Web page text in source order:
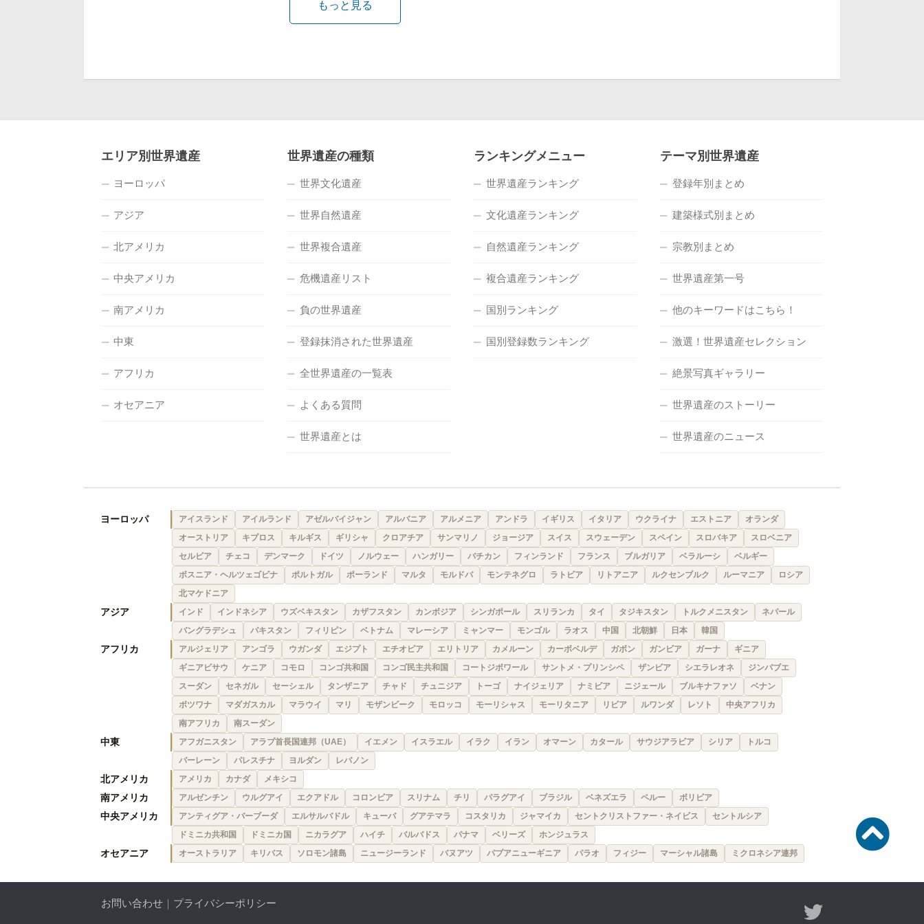
もっと見る
エリア別世界遺産
ヨーロッパ
アジア
北アメリカ
中央アメリカ
南アメリカ
中東
アフリカ
オセアニア
世界遺産の種類
世界文化遺産
世界自然遺産
世界複合遺産
危機遺産リスト
負の世界遺産
登録抹消された世界遺産
全世界遺産の一覧表
よくある質問
世界遺産とは
ランキングメニュー
世界遺産ランキング
文化遺産ランキング
自然遺産ランキング
複合遺産ランキング
国別ランキング
国別登録数ランキング
テーマ別世界遺産
登録年別まとめ
建築様式別まとめ
宗教別まとめ
世界遺産第一号
他のキーワードはこちら！
激選！世界遺産セレクション
絶景写真ギャラリー
世界遺産のストーリー
世界遺産のニュース
ヨーロッパ アイスランド アイルランド アゼルバイジャン アルバニア アルメニア アンドラ イギリス イタリア ウクライナ エストニア
オランダ
オーストリア
キプロス キルギス ギリシャ クロアチア サンマリノ ジョージア スイス スウェーデン スペイン スロバキア
スロベニア
セルビア
チェコ デンマーク ドイツ ノルウェー ハンガリー バチカン フィンランド フランス ブルガリア ベラルーシ
ベルギー
ボスニア・ヘルツェゴビナ
ポルトガル ポーランド マルタ モルドバ モンテネグロ ラトビア リトアニア ルクセンブルク ルーマニア
ロシア
北マケドニア
アジア インド インドネシア ウズベキスタン カザフスタン カンボジア シンガポール スリランカ タイ タジキスタン トルクメニスタン
ネパール
バングラデシュ
パキスタン フィリピン ベトナム マレーシア ミャンマー モンゴル ラオス 中国 北朝鮮 日本 韓国
アフリカ アルジェリア アンゴラ ウガンダ エジプト エチオピア エリトリア カメルーン カーボベルデ ガボン ガンビア ガーナ
ギニア
ギニアビサウ
ケニア コモロ コンゴ共和国 コンゴ民主共和国 コートジボワール サントメ・プリンシペ ザンビア シエラレオネ
ジンバブエ
スーダン
セネガル セーシェル タンザニア チャド チュニジア トーゴ ナイジェリア ナミビア ニジェール ブルキナファソ
ベナン
ボツワナ
マダガスカル マラウイ マリ モザンビーク モロッコ モーリシャス モーリタニア リビア ルワンダ レソト
中央アフリカ
南アフリカ
南スーダン
中東 アフガニスタン アラブ首長国連邦（UAE） イエメン イスラエル イラク イラン オマーン カタール サウジアラビア シリア
トルコ
バーレーン
パレスチナ ヨルダン レバノン
北アメリカ アメリカ カナダ メキシコ
南アメリカ アルゼンチン ウルグアイ エクアドル コロンビア スリナム チリ パラグアイ ブラジル ベネズエラ ペルー ボリビア
中央アメリカ アンティグア・バーブーダ エルサルバドル キューバ グアテマラ コスタリカ ジャマイカ セントクリストファー・ネイビス
セントルシア
ドミニカ共和国
ドミニカ国 ニカラグア ハイチ バルバドス パナマ ベリーズ ホンジュラス
オセアニア オーストラリア キリバス ソロモン諸島 ニュージーランド バヌアツ パプアニューギニア パラオ フィジー マーシャル諸島 ミクロネシア連邦
お問い合わせ ｜ プライバシーポリシー